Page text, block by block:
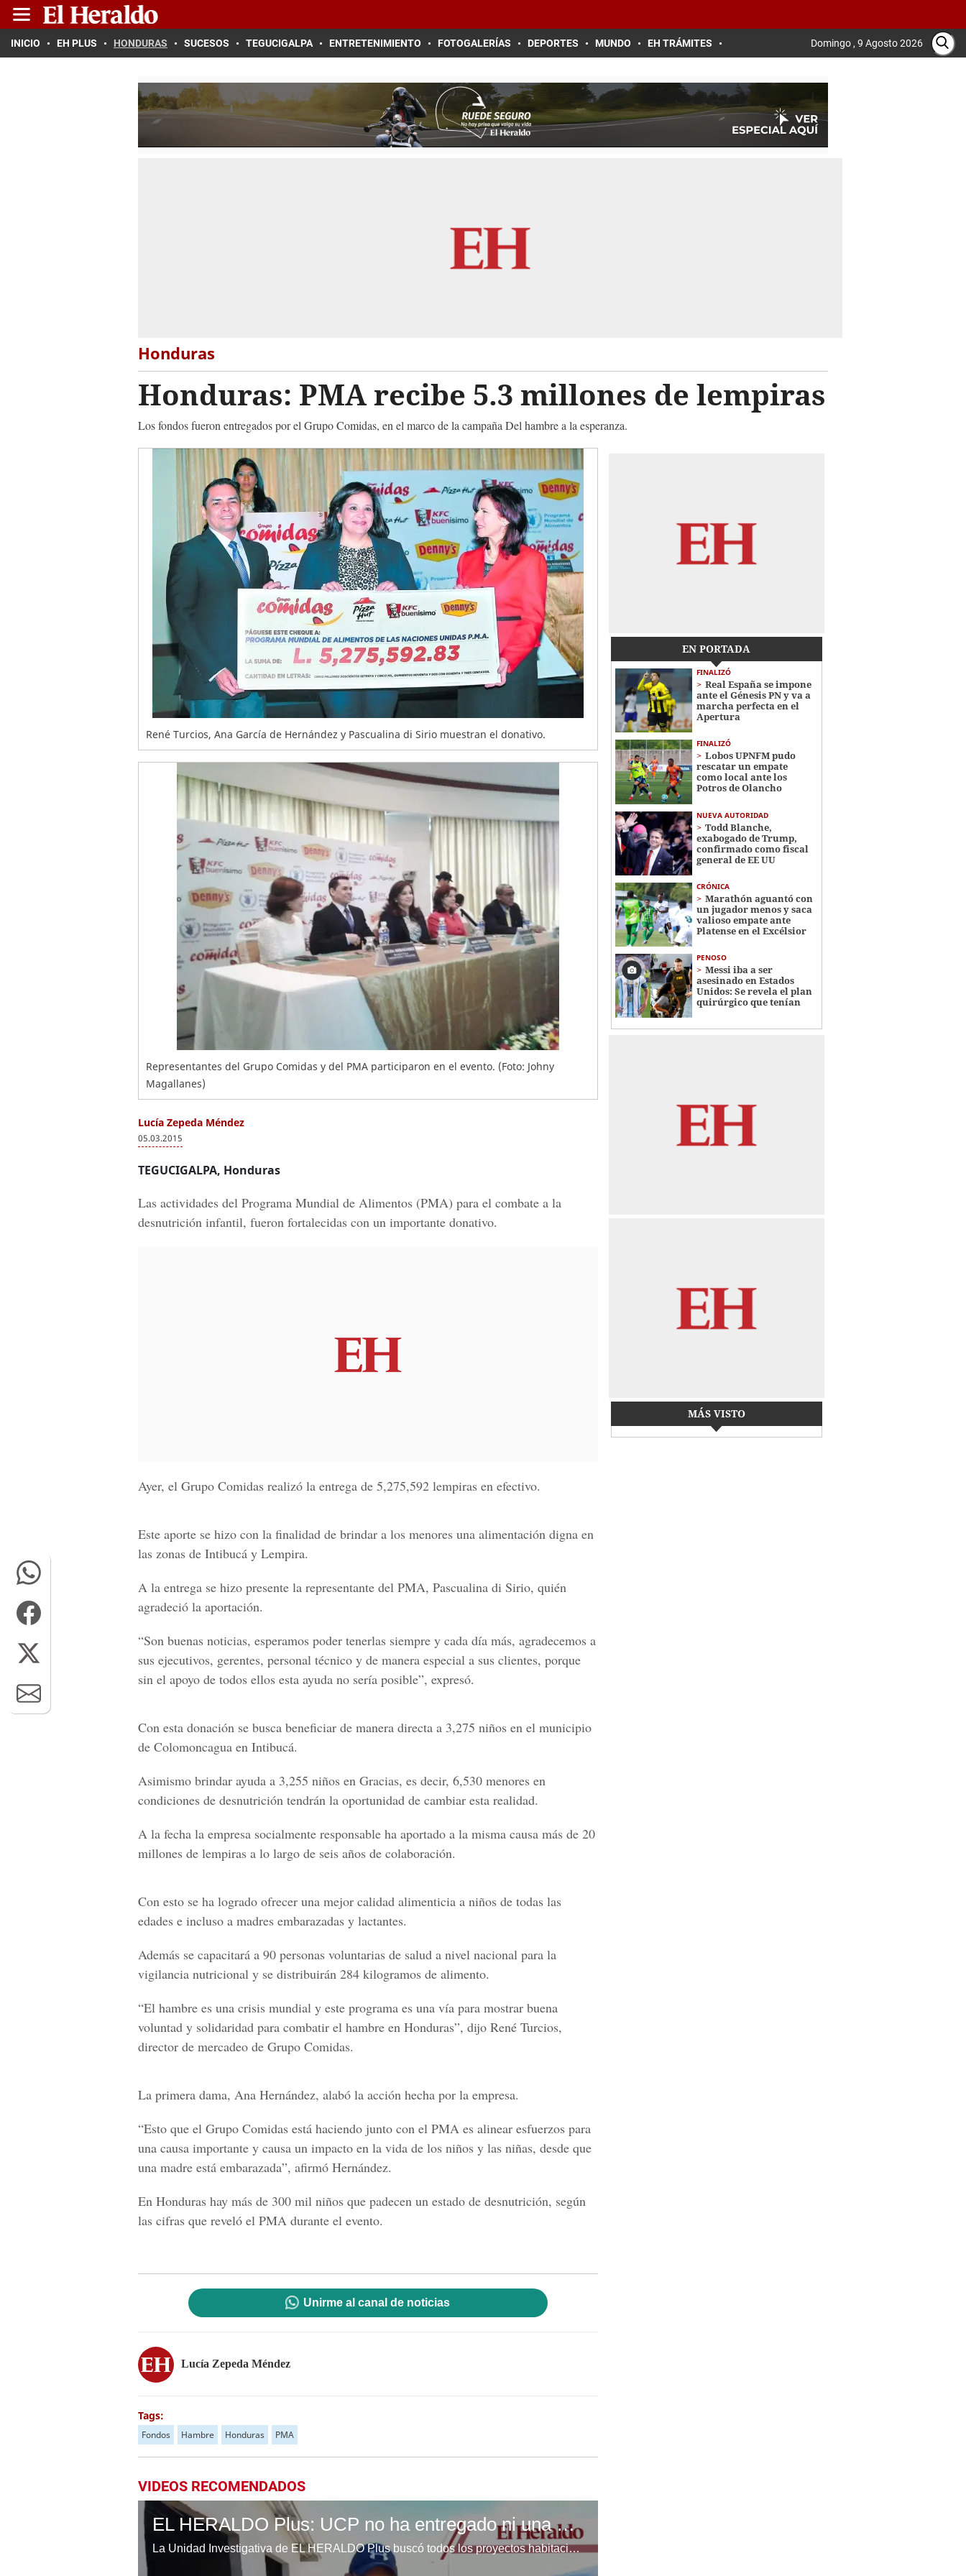
INICIO EH PLUS HONDURAS SUCESOS TEGUCIGALPA ENTRETENIMIENTO FOTOGALERÍAS DEPORTES MUNDO EH TRÁMITES Domingo , 9 Agosto 2026
Honduras
Honduras: PMA recibe 5.3 millones de lempiras
Los fondos fueron entregados por el Grupo Comidas, en el marco de la campaña Del hambre a la esperanza.
René Turcios, Ana García de Hernández y Pascualina di Sirio muestran el donativo.
Representantes del Grupo Comidas y del PMA participaron en el evento. (Foto: Johny
Magallanes)
Lucía Zepeda Méndez
05.03.2015
TEGUCIGALPA, Honduras
Las actividades del Programa Mundial de Alimentos (PMA) para el combate a la
desnutrición infantil, fueron fortalecidas con un importante donativo.
Ayer, el Grupo Comidas realizó la entrega de 5,275,592 lempiras en efectivo.
Este aporte se hizo con la finalidad de brindar a los menores una alimentación digna en
las zonas de Intibucá y Lempira.
A la entrega se hizo presente la representante del PMA, Pascualina di Sirio, quién
agradeció la aportación.
“Son buenas noticias, esperamos poder tenerlas siempre y cada día más, agradecemos a
sus ejecutivos, gerentes, personal técnico y de manera especial a sus clientes, porque
sin el apoyo de todos ellos esta ayuda no sería posible”, expresó.
Con esta donación se busca beneficiar de manera directa a 3,275 niños en el municipio
de Colomoncagua en Intibucá.
Asimismo brindar ayuda a 3,255 niños en Gracias, es decir, 6,530 menores en
condiciones de desnutrición tendrán la oportunidad de cambiar esta realidad.
A la fecha la empresa socialmente responsable ha aportado a la misma causa más de 20
millones de lempiras a lo largo de seis años de colaboración.
Con esto se ha logrado ofrecer una mejor calidad alimenticia a niños de todas las
edades e incluso a madres embarazadas y lactantes.
Además se capacitará a 90 personas voluntarias de salud a nivel nacional para la
vigilancia nutricional y se distribuirán 284 kilogramos de alimento.
“El hambre es una crisis mundial y este programa es una vía para mostrar buena
voluntad y solidaridad para combatir el hambre en Honduras”, dijo René Turcios,
director de mercadeo de Grupo Comidas.
La primera dama, Ana Hernández, alabó la acción hecha por la empresa.
“Esto que el Grupo Comidas está haciendo junto con el PMA es alinear esfuerzos para
una causa importante y causa un impacto en la vida de los niños y las niñas, desde que
una madre está embarazada”, afirmó Hernández.
En Honduras hay más de 300 mil niños que padecen un estado de desnutrición, según
las cifras que reveló el PMA durante el evento.
Unirme al canal de noticias
Lucía Zepeda Méndez
Tags:
Fondos Hambre Honduras PMA
VIDEOS RECOMENDADOS
EL HERALDO Plus: UCP no ha entregado ni una casa de los 1,200 millones de lempiras
La Unidad Investigativa de EL HERALDO Plus buscó todos los proyectos habitacionales donde la Secretaría de la Presidencia y la Unidad Coordinadora de Proyectos (UCP) decidieron invertir más de 1,200 millones de lempiras.
EN PORTADA
FINALIZÓ
Real España se impone
ante el Génesis PN y va a
marcha perfecta en el
Apertura
FINALIZÓ
Lobos UPNFM pudo
rescatar un empate
como local ante los
Potros de Olancho
NUEVA AUTORIDAD
Todd Blanche,
exabogado de Trump,
confirmado como fiscal
general de EE UU
CRÓNICA
Marathón aguantó con
un jugador menos y saca
valioso empate ante
Platense en el Excélsior
PENOSO
Messi iba a ser
asesinado en Estados
Unidos: Se revela el plan
quirúrgico que tenían
MÁS VISTO